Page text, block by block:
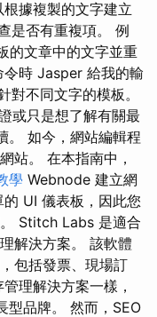
據複製的文字建立
是否有重複項。 例
的文章中的文字並重
令時 Jasper 給我的輸
不同文字的模板。
或只是想了解有關最
。 如今，網站編輯程
站。 在本指南中，
學 Webnode 建立網
UI 儀表板，因此您
Stitch Labs 是適合
解決方案。 該軟體
包括發票、現場訂
理解決方案一樣，
型品牌。 然而，SEO